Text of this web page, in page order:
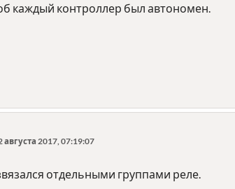
каждый контроллер был автономен.
августа 2017, 07:19:07
отдельными группами реле.